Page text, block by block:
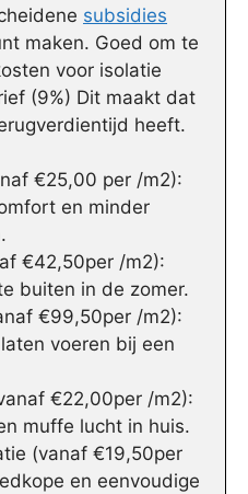
subsidies
maken. Goed om te
voor isolatie
(9%) Dit maakt dat
heeft.
€25,00 per /m2):
en minder
€42,50per /m2):
buiten in de zomer.
€99,50per /m2):
voeren bij een
€22,00per /m2):
muffe lucht in huis.
(vanaf €19,50per
en eenvoudige